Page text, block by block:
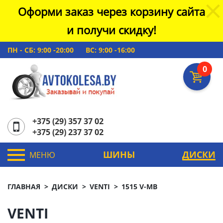
Оформи заказ через корзину сайта
и получи скидку!
ПН - СБ: 9:00 -20:00 ВС: 9:00 -16:00
0
+375 (29) 357 37 02
+375 (29) 237 37 02
МЕНЮ ШИНЫ ДИСКИ
ГЛАВНАЯ ДИСКИ VENTI 1515 V-MB
VENTI